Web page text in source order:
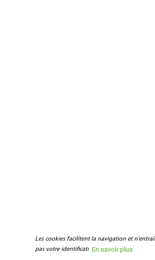
Les cookies facilitent la navigation et
pas votre identification.En savoir plus